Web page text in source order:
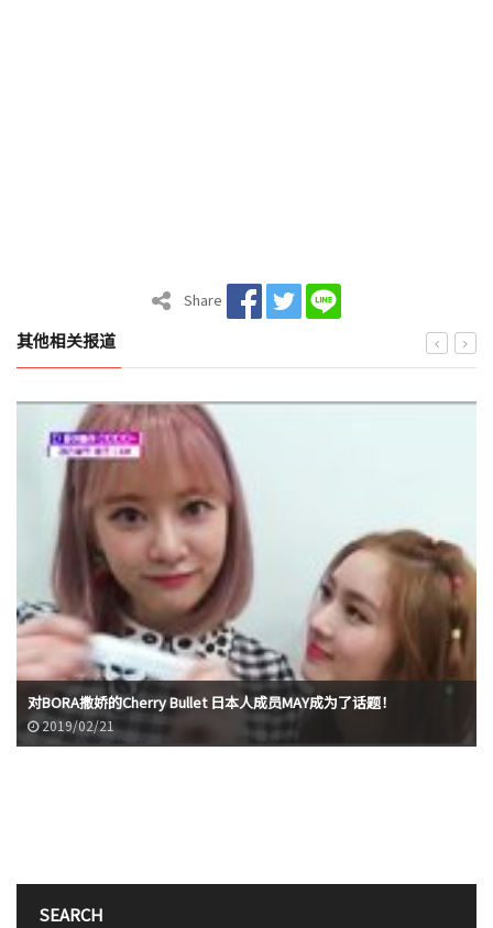
Share
其他相关报道
对BORA撒娇的Cherry Bullet 日本人成员MAY成为了话题！
2019/02/21
SEARCH